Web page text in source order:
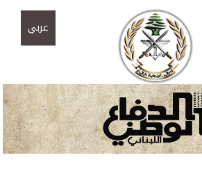
عربي